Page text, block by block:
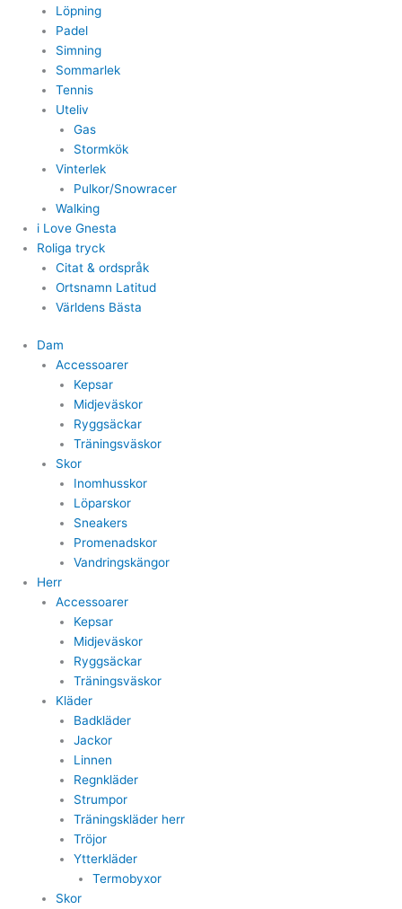
Löpning
Padel
Simning
Sommarlek
Tennis
Uteliv
Gas
Stormkök
Vinterlek
Pulkor/Snowracer
Walking
i Love Gnesta
Roliga tryck
Citat & ordspråk
Ortsnamn Latitud
Världens Bästa
Dam
Accessoarer
Kepsar
Midjeväskor
Ryggsäckar
Träningsväskor
Skor
Inomhusskor
Löparskor
Sneakers
Promenadskor
Vandringskängor
Herr
Accessoarer
Kepsar
Midjeväskor
Ryggsäckar
Träningsväskor
Kläder
Badkläder
Jackor
Linnen
Regnkläder
Strumpor
Träningskläder herr
Tröjor
Ytterkläder
Termobyxor
Skor